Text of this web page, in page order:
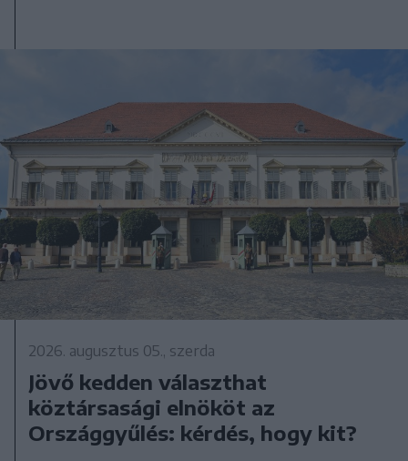
2026. augusztus 05., szerda
Jövő kedden választhat
köztársasági elnököt az
Országgyűlés: kérdés, hogy kit?